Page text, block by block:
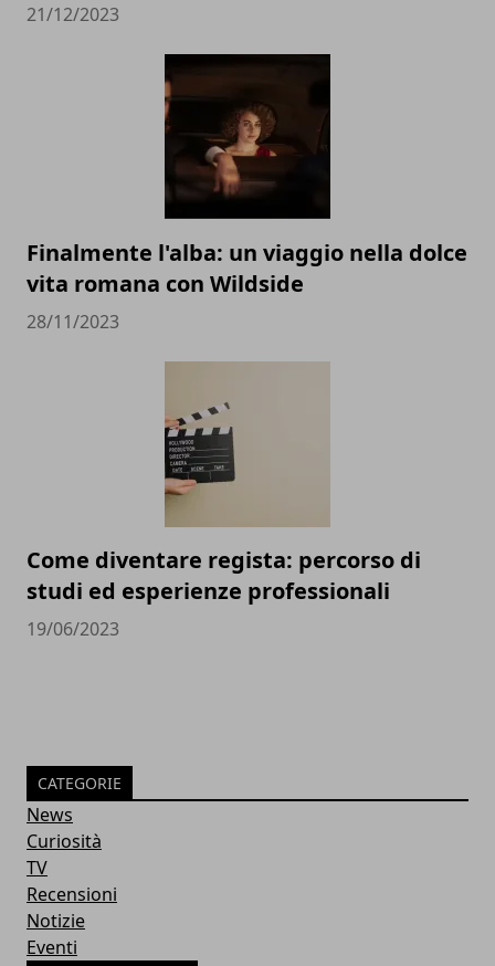
21/12/2023
Finalmente l'alba: un viaggio nella dolce
vita romana con Wildside
28/11/2023
Come diventare regista: percorso di
studi ed esperienze professionali
19/06/2023
CATEGORIE
News
Curiosità
TV
Recensioni
Notizie
Eventi